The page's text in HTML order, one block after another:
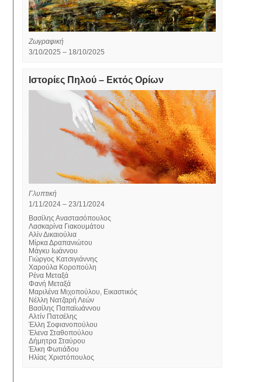
Ζωγραφική
3/10/2025 – 18/10/2025
Ιστορίες Πηλού – Εκτός Ορίων
Γλυπτική
1/11/2024 – 23/11/2024
Βασίλης Αναστασόπουλος
Λασκαρίνα Γιακουμάτου
Αλίν Δικαιούλια
Μίρκα Δραπανιώτου
Μάγκυ Ιωάννου
Γιώργος Κατσιγιάννης
Χαρούλα Κοροπούλη
Ρένα Μεταξά
Φανή Μεταξά
Μαριλένα Μιχοπούλου, Εικαστικός
Νέλλη Νατζαρή Λεών
Βασίλης Παπαϊωάννου
Αλτίν Πατσέλης
Έλλη Σοφιανοπούλου
Έλενα Σταθοπούλου
Δήμητρα Σταύρου
Έλκη Φωτιάδου
Ηλίας Χριστόπουλος